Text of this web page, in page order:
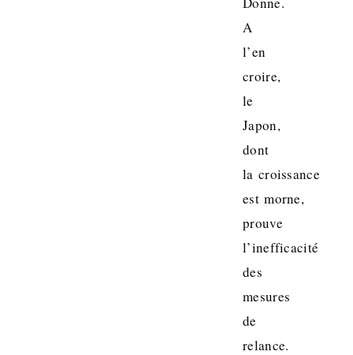
A
l’en
croire,
le
Japon,
dont
la croissance
est morne,
prouve
l’inefficacité
des
mesures
de
relance.